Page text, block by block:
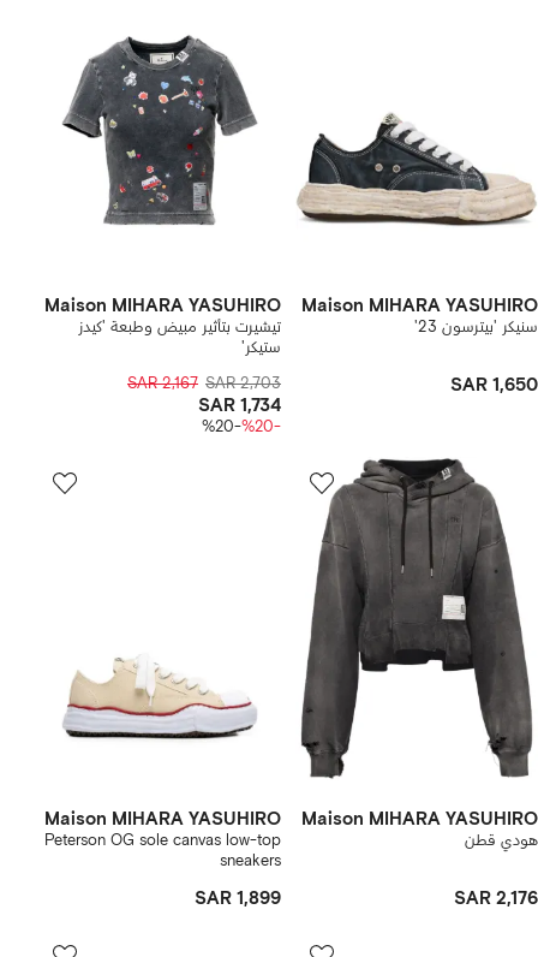
Maison MIHARA YASUHIRO
سنيكر 'بيترسون 23'
SAR 1,650
Maison MIHARA YASUHIRO
تيشيرت بتأثير مبيض وطبعة 'كيدز
ستيكر'
SAR 2,703
SAR 2,167
SAR 1,734
-%20
-%20
Maison MIHARA YASUHIRO
هودي قطن
SAR 2,176
Maison MIHARA YASUHIRO
Peterson OG sole canvas low-top
sneakers
SAR 1,899